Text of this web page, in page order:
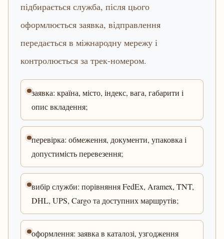
підбирається служба, після цього
оформлюється заявка, відправлення
передається в міжнародну мережу і
контролюється за трек-номером.
заявка: країна, місто, індекс, вага, габарити і
опис вкладення;
перевірка: обмеження, документи, упаковка і
допустимість перевезення;
вибір служби: порівняння FedEx, Aramex, TNT,
DHL, UPS, Cargo та доступних маршрутів;
оформлення: заявка в каталозі, узгодження